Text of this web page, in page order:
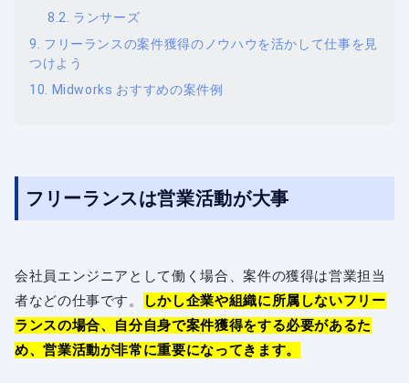
ランサーズ
フリーランスの案件獲得のノウハウを活かして仕事を見
つけよう
Midworks おすすめの案件例
フリーランスは営業活動が大事
会社員エンジニアとして働く場合、案件の獲得は営業担当
者などの仕事です。
しかし企業や組織に所属しないフリー
ランスの場合、自分自身で案件獲得をする必要があるた
め、営業活動が非常に重要になってきます。